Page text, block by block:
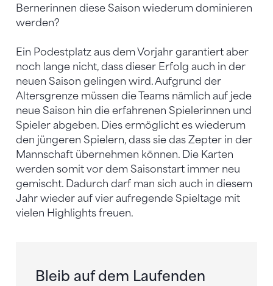
Bernerinnen diese Saison wiederum dominieren
werden?
Ein Podestplatz aus dem Vorjahr garantiert aber
noch lange nicht, dass dieser Erfolg auch in der
neuen Saison gelingen wird. Aufgrund der
Altersgrenze müssen die Teams nämlich auf jede
neue Saison hin die erfahrenen Spielerinnen und
Spieler abgeben. Dies ermöglicht es wiederum
den jüngeren Spielern, dass sie das Zepter in der
Mannschaft übernehmen können. Die Karten
werden somit vor dem Saisonstart immer neu
gemischt. Dadurch darf man sich auch in diesem
Jahr wieder auf vier aufregende Spieltage mit
vielen Highlights freuen.
Bleib auf dem Laufenden